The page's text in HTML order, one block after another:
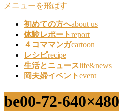
メニューを飛ばす
初めての方へabout us
体験レポートreport
４コママンガcartoon
レシピrecipe
生活とニュースlife&news
岡夫婦イベントevent
be00-72-640×480